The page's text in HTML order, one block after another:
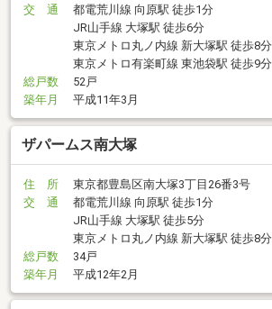
交 通
都電荒川線 向原駅 徒歩1分
JR山手線 大塚駅 徒歩6分
東京メトロ丸ノ内線 新大塚駅 徒歩8分
東京メトロ有楽町線 東池袋駅 徒歩9分
総戸数
52戸
築年月
平成11年3月
ザパームス南大塚
住 所
東京都豊島区南大塚3丁目26番3号
交 通
都電荒川線 向原駅 徒歩1分
JR山手線 大塚駅 徒歩5分
東京メトロ丸ノ内線 新大塚駅 徒歩8分
総戸数
34戸
築年月
平成12年2月